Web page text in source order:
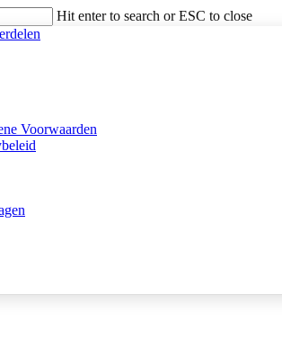
Hit enter to search or ESC to close
Voorwaarden